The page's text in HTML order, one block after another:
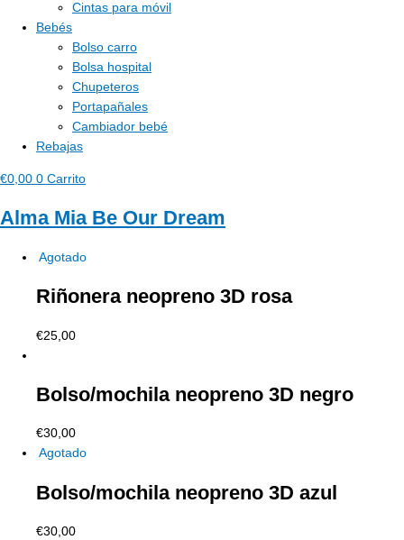
Cintas para móvil
Bebés
Bolso carro
Bolsa hospital
Chupeteros
Portapañales
Cambiador bebé
Rebajas
€0,00 0 Carrito
Alma Mia Be Our Dream
Agotado
Riñonera neopreno 3D rosa
€25,00
Bolso/mochila neopreno 3D negro
€30,00
Agotado
Bolso/mochila neopreno 3D azul
€30,00